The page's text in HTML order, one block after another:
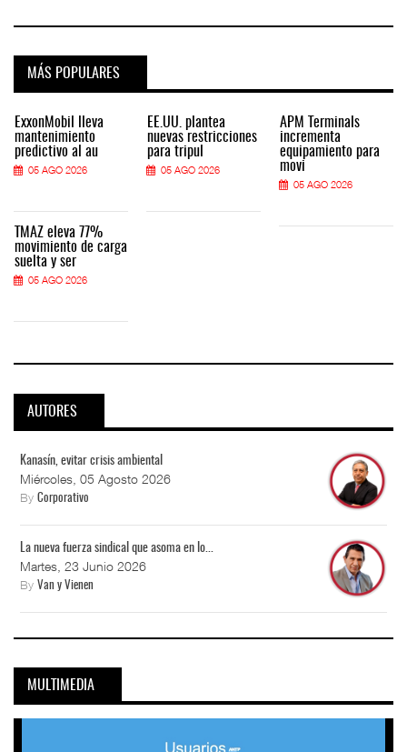
MÁS POPULARES
ExxonMobil lleva
mantenimiento
predictivo al au
05 AGO 2026
TMAZ eleva 77%
movimiento de carga
suelta y ser
05 AGO 2026
EE.UU. plantea
nuevas restricciones
para tripul
05 AGO 2026
APM Terminals
incrementa
equipamiento para
movi
05 AGO 2026
AUTORES
Kanasín, evitar crisis ambiental
Miércoles, 05 Agosto 2026
By Corporativo
La nueva fuerza sindical que asoma en lo...
Martes, 23 Junio 2026
By Van y Vienen
MULTIMEDIA